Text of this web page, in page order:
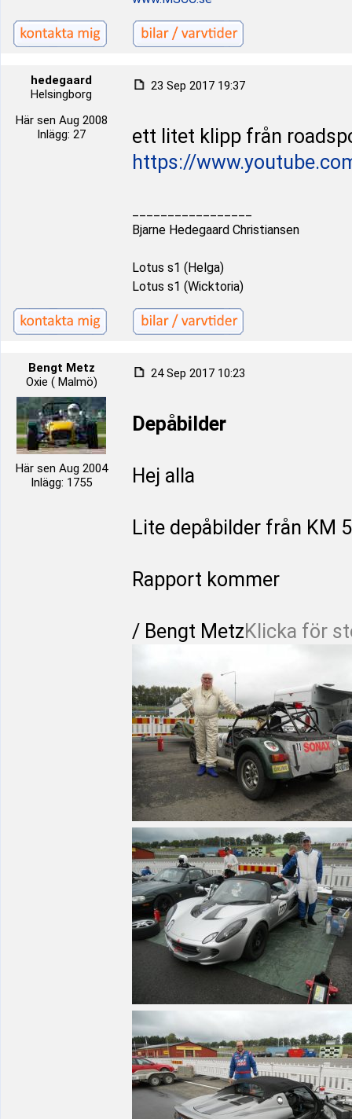
hedegaard
Helsingborg
Här sen Aug 2008
Inlägg: 27
23 Sep 2017 19:37
ett litet klipp från
https://
Bjarne Hedegaard Christiansen
Lotus s1 (Helga)
Lotus s1 (Wicktoria)
Bengt Metz
Oxie ( Malmö)
Här sen Aug 2004
Inlägg: 1755
24 Sep 2017 10:23
Depåbilder
Hej alla
Lite depåbilder från KM 5
Rapport kommer
/ Bengt MetzKlicka för